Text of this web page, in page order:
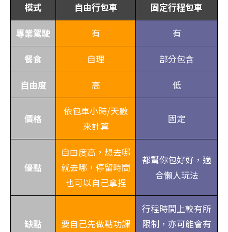
模式
自由行包車 固定行程包車
專業駕駛 有 有
餐食 自理 部分包含
自由度 高 低
價格
依包車小時/天數
來計算
固定
優點
自由度高，想去哪
就去哪，停留時間
也可以自己拿捏
都幫你包好好，適
合懶人玩法
缺點 要自己先做點功課
行程時間上較有所
限制，亦可能會有